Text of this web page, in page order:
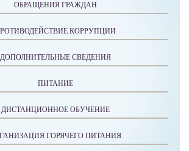
ОБРАЩЕНИЯ ГРАЖДАН
КОРРУПЦИИ
ДОПОЛНИТЕЛЬНЫЕ СВЕДЕНИЯ
ПИТАНИЕ
ДИСТАНЦИОННОЕ ОБУЧЕНИЕ
ГОРЯЧЕГО ПИТАНИЯ